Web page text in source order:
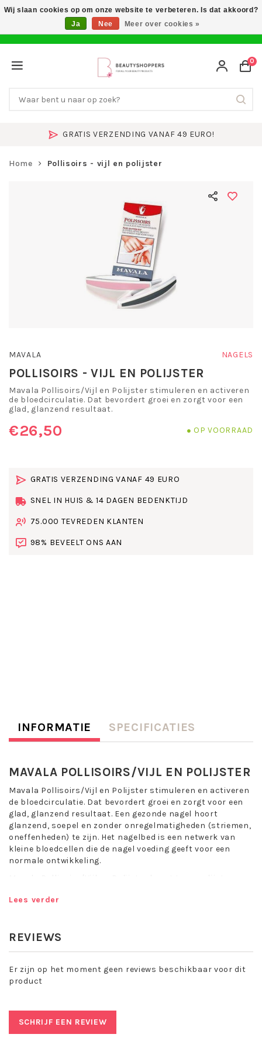
GRATIS VERZENDING VANAF 49 EURO!
0
Home Pollisoirs - vijl en polijster
MAVALA NAGELS
POLLISOIRS - VIJL EN POLIJSTER
Mavala Pollisoirs/Vijl en Polijster stimuleren en activeren
de bloedcirculatie. Dat bevordert groei en zorgt voor een
glad, glanzend resultaat.
€26,50 OP VOORRAAD
GRATIS VERZENDING VANAF 49 EURO
SNEL IN HUIS & 14 DAGEN BEDENKTIJD
75.000 TEVREDEN KLANTEN
98% BEVEELT ONS AAN
INFORMATIE SPECIFICATIES
MAVALA POLLISOIRS/VIJL EN POLIJSTER
Mavala Pollisoirs/Vijl en Polijster stimuleren en activeren
de bloedcirculatie. Dat bevordert groei en zorgt voor een
glad, glanzend resultaat. Een gezonde nagel hoort
glanzend, soepel en zonder onregelmatigheden (striemen,
oneffenheden) te zijn. Het nagelbed is een netwerk van
kleine bloedcellen die de nagel voeding geeft voor een
normale ontwikkeling.
Mavala Pollisoirs/Vijl en Polijster bevat twee polijsters-
Polijster:
Eerste stap: verwijder elk spoor van nagellak. Was en
droog de handen zorgvuldig. Met de grijze pollisoir
pollisoir, de zijkanten van de nagelrand niet teveel
Lees verder
REVIEWS
Er zijn op het moment geen reviews beschikbaar voor dit
product
SCHRIJF EEN REVIEW
Wij slaan cookies op om onze website te verbeteren. Is dat akkoord?
Ja
Nee Meer over cookies »